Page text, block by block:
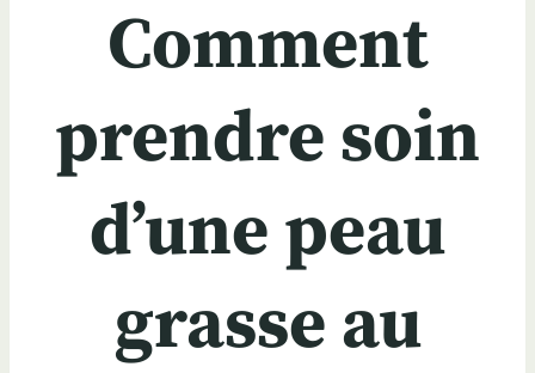
Comment
prendre soin
d’une peau
grasse au